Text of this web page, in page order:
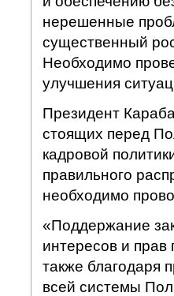
нерешенные
существенный
Необходимо
улучшения
Президент
стоящих перед
кадровой
правильного
необходимо
«Поддержание
интересов и прав
также благодаря
всей системы